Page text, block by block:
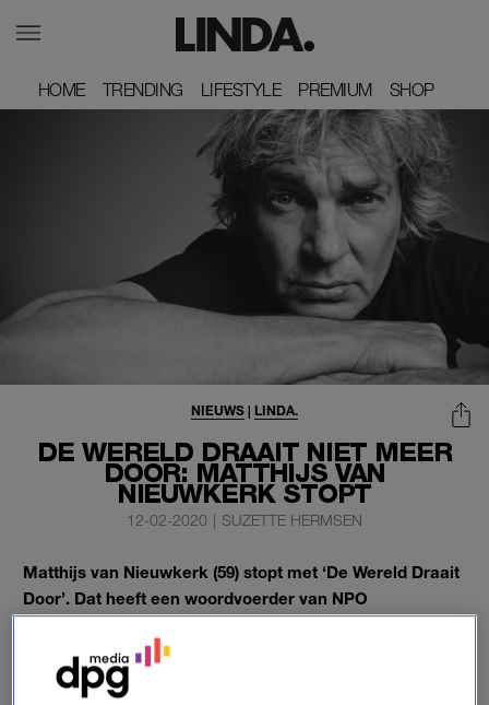
HOME
HOME TRENDING
TRENDING LIFESTYLE
LIFESTYLE PREMIUM
PREMIUM SHOP
SHOP
DE WERELD DRAAIT NIET MEER
DOOR: MATTHIJS VAN
NIEUWKERK STOPT
NIEUWS | LINDA.
12-02-2020 | SUZETTE HERMSEN
Matthijs van Nieuwkerk (59) stopt met ‘De Wereld Draait
Door’. Dat heeft een woordvoerder van NPO
woensdagochtend bevestigd.
Van Nieuwkerk maakt dit tv-seizoen nog wel af en blijft daarna
bij de publieke omroep.